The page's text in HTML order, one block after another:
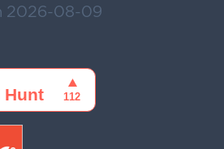
2026-08-09